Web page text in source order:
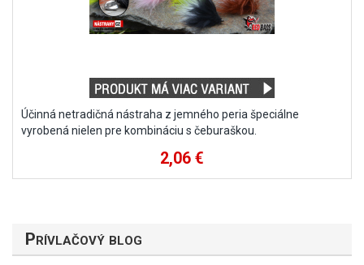
Účinná netradičná nástraha z jemného peria špeciálne
vyrobená nielen pre kombináciu s čeburaškou.
2,06 €
Prívlačový blog